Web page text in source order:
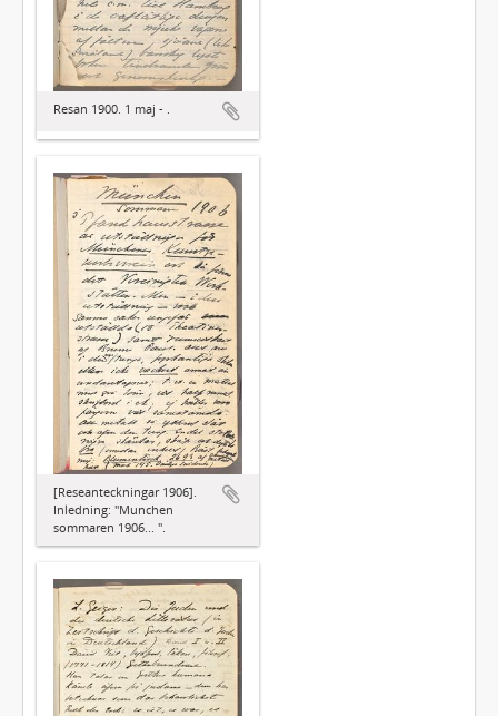
Resan 1900. 1 maj - .
[Reseanteckningar 1906].
Inledning: "Munchen
sommaren 1906... ".